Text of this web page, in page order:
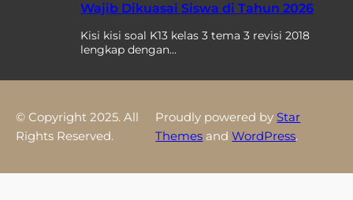
Wajib Dikuasai Siswa di Tahun 2026
Kisi kisi soal K13 kelas 3 tema 3 revisi 2018
lengkap dengan…
© Copyright 2025. All
Rights Reserved.
Proudly powered by Star
Themes andWordPress.